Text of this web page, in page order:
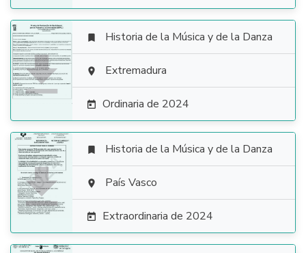

 Historia de la Música y de la Danza
 Extremadura
 Ordinaria de 2024

 Historia de la Música y de la Danza
 País Vasco
 Extraordinaria de 2024